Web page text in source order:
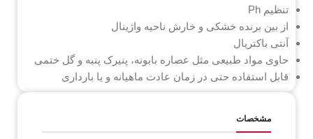
تنظیم Ph
از بین برنده خشکی و خارش ناحیه واژینال
آنتی باکتریال
حاوی مواد طبیعی مثل عصاره بابونه، پنیرک پنبه و گل ختمی
قابل استفاده حتی در زمان عادت ماهیانه و یا بارداری
مشخصات